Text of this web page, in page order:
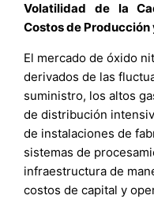
Volatilidad de la
Costos de
El mercado de óxido
derivados de las
suministro, los altos
de distribución
de instalaciones de
sistemas de
infraestructura de
costos de capital y